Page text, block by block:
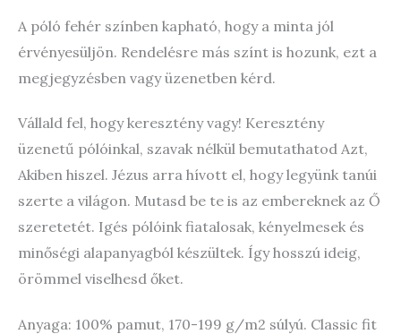
A póló fehér színben kapható, hogy a minta jól
érvényesüljön. Rendelésre más színt is hozunk, ezt a
megjegyzésben vagy üzenetben kérd.
Vállald fel, hogy keresztény vagy! Keresztény
üzenetű pólóinkal, szavak nélkül bemutathatod Azt,
Akiben hiszel. Jézus arra hívott el, hogy legyünk tanúi
szerte a világon. Mutasd be te is az embereknek az Ő
szeretetét. Igés pólóink fiatalosak, kényelmesek és
minőségi alapanyagból készültek. Így hosszú ideig,
örömmel viselhesd őket.
Anyaga: 100% pamut, 170-199 g/m2 súlyú. Classic fit